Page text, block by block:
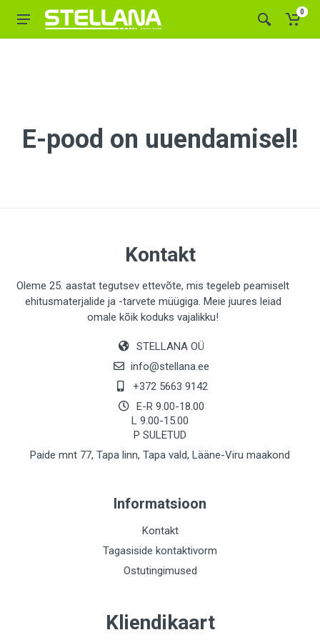
0
E-pood on uuendamisel!
Kontakt
Oleme 25. aastat tegutsev ettevõte, mis tegeleb peamiselt
ehitusmaterjalide ja -tarvete müügiga. Meie juures leiad
omale kõik koduks vajalikku!
STELLANA OÜ
info@stellana.ee
+372 5663 9142
E-R 9.00-18.00
L 9.00-15.00
P SULETUD
Paide mnt 77, Tapa linn, Tapa vald, Lääne-Viru maakond
Informatsioon
Kontakt
Tagasiside kontaktivorm
Ostutingimused
Kliendikaart